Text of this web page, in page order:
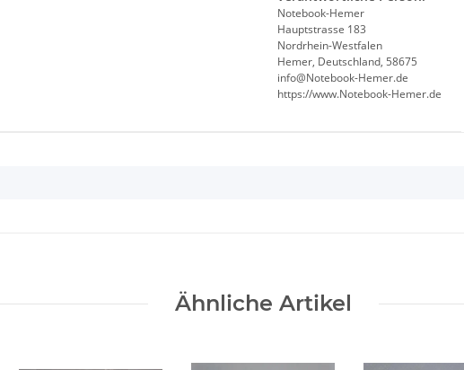
Notebook-Hemer
Hauptstrasse 183
Nordrhein-Westfalen
Hemer, Deutschland, 58675
info@Notebook-Hemer.de
https://www.Notebook-Hemer.de
Ähnliche Artikel